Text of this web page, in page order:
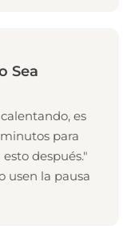
Sea
es
para
después."
usen la pausa